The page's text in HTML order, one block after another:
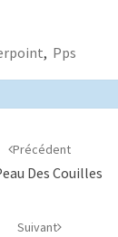
, Pps
Précédent
Des Couilles
Suivant